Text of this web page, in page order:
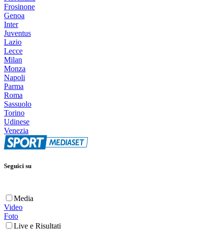
Frosinone
Genoa
Inter
Juventus
Lazio
Lecce
Milan
Monza
Napoli
Parma
Roma
Sassuolo
Torino
Udinese
Venezia
Seguici su
Media
Video
Foto
Live e Risultati